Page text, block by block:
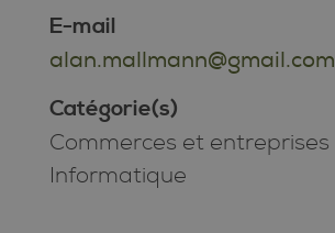
E-mail
alan.mallmann@gmail.com
Catégorie(s)
Commerces et entreprises
Informatique